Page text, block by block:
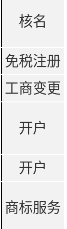
核名
免税注册
工商变更
开户
开户
商标服务